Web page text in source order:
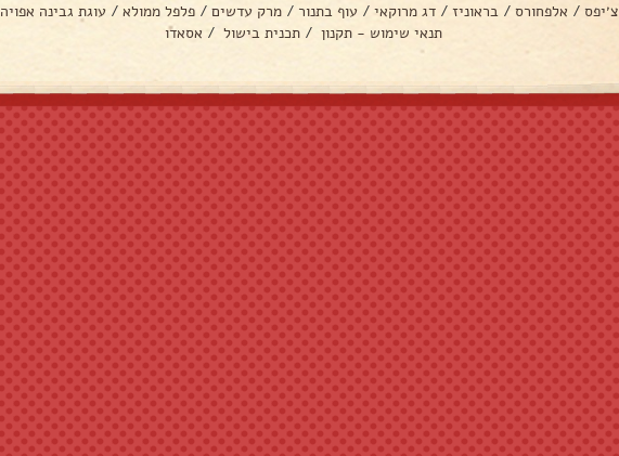
/ אלפחורס / בראוניז / דג מרוקאי / עוף בתנור / מרק עדשים / פלפל ממולא / עוגת גבינה אפויה
תנאי שימוש - תקנון / תכנית בישול / אסאדו